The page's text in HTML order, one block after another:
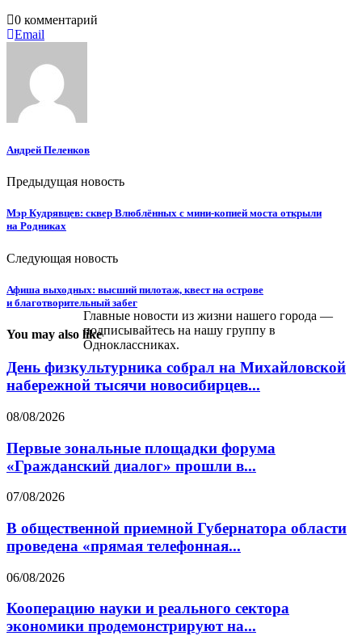
Главные новости из жизни нашего города —
подписывайтесь на нашу группу в
Одноклассниках.
0 комментарий
Email
Андрей Пеленков
Предыдущая новость
Мэр Кудрявцев: сквер Влюблённых с мини-копией моста открыли
на Родниках
Следующая новость
Афиша выходных: высший пилотаж, квест на острове
и благотворительный забег
You may also like
День физкультурника собрал на Михайловской
набережной тысячи новосибирцев...
08/08/2026
Первые зональные площадки форума
«Гражданский диалог» прошли в...
07/08/2026
В общественной приемной Губернатора области
проведена «прямая телефонная...
06/08/2026
Кооперацию науки и реального сектора
экономики продемонстрируют на...